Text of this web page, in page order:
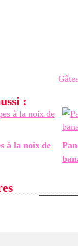
:
à la noix de